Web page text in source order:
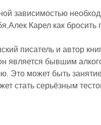
зависимостью
Карел как бросить
писатель и автор
является бывшим
Это может быть
стать серьёзным